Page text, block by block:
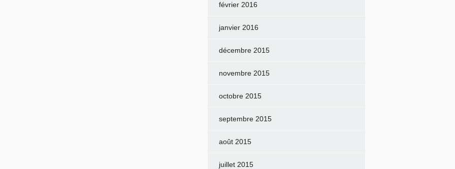
février 2016
janvier 2016
décembre 2015
novembre 2015
octobre 2015
septembre 2015
août 2015
juillet 2015